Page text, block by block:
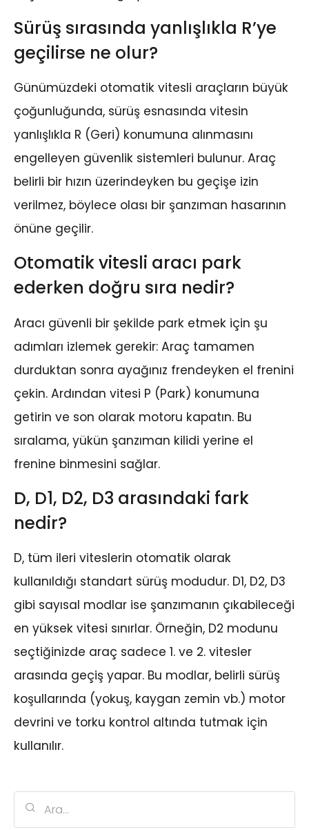
Sürüş sırasında yanlışlıkla R’ye
geçilirse ne olur?
Günümüzdeki otomatik vitesli araçların büyük
çoğunluğunda, sürüş esnasında vitesin
yanlışlıkla R (Geri) konumuna alınmasını
engelleyen güvenlik sistemleri bulunur. Araç
belirli bir hızın üzerindeyken bu geçişe izin
verilmez, böylece olası bir şanzıman hasarının
önüne geçilir.
Otomatik vitesli aracı park
ederken doğru sıra nedir?
Aracı güvenli bir şekilde park etmek için şu
adımları izlemek gerekir: Araç tamamen
durduktan sonra ayağınız frendeyken el frenini
çekin. Ardından vitesi P (Park) konumuna
getirin ve son olarak motoru kapatın. Bu
sıralama, yükün şanzıman kilidi yerine el
frenine binmesini sağlar.
D, D1, D2, D3 arasındaki fark
nedir?
D, tüm ileri viteslerin otomatik olarak
kullanıldığı standart sürüş modudur. D1, D2, D3
gibi sayısal modlar ise şanzımanın çıkabileceği
en yüksek vitesi sınırlar. Örneğin, D2 modunu
seçtiğinizde araç sadece 1. ve 2. vitesler
arasında geçiş yapar. Bu modlar, belirli sürüş
koşullarında (yokuş, kaygan zemin vb.) motor
devrini ve torku kontrol altında tutmak için
kullanılır.